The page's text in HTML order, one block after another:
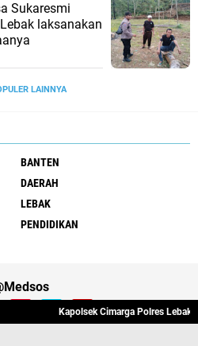
Sukaresmi
laksanakan
LAINNYA
BANTEN
DAERAH
LEBAK
PENDIDIKAN
Kapolsek Cimarga Polres Lebak